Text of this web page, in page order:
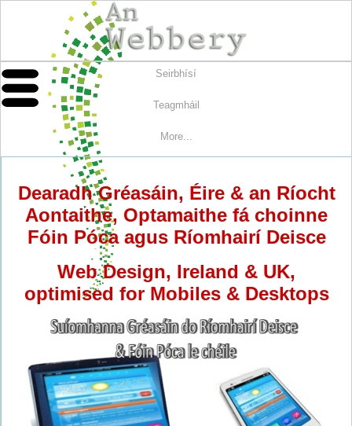
Seirbhísí
Teagmháil
More...
Dearadh Gréasáin, Éire & an Ríocht
Aontaithe, Optamaithe fá choinne
Fóin Póca agus Ríomhairí Deisce
Web Design, Ireland & UK,
optimised for Mobiles & Desktops